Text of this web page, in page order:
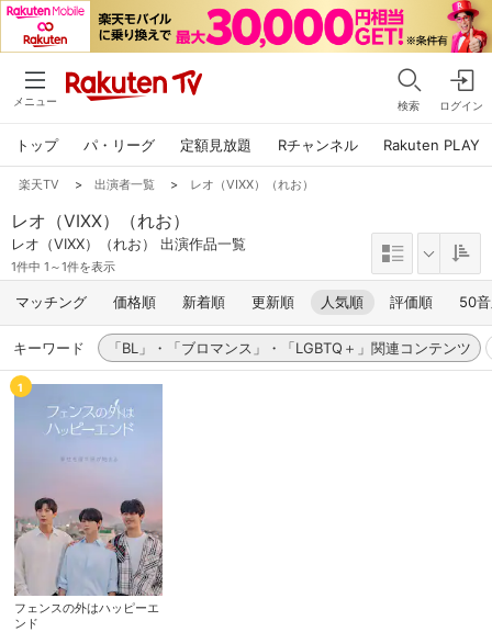
メニュー 検索 ログイン
トップ パ・リーグ 定額見放題 Rチャンネル Rakuten PLAY
楽天TV > 出演者一覧 > レオ（VIXX）（れお）
レオ（VIXX）（れお）
レオ（VIXX）（れお） 出演作品一覧
1件中 1～1件を表示
マッチング 価格順 新着順 更新順 人気順 評価順 50
キーワード 「BL」・「ブロマンス」・「LGBTQ＋」関連コンテンツ
1
フェンスの外はハッピーエ
ンド